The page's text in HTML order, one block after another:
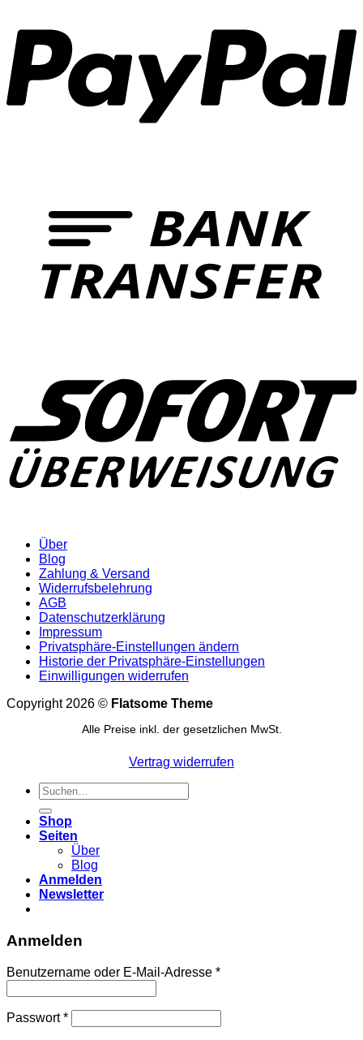
Über
Blog
Zahlung & Versand
Widerrufsbelehrung
AGB
Datenschutzerklärung
Impressum
Privatsphäre-Einstellungen ändern
Historie der Privatsphäre-Einstellungen
Einwilligungen widerrufen
Copyright 2026 © Flatsome Theme
Alle Preise inkl. der gesetzlichen MwSt.
Vertrag widerrufen
Suchen
nach:
Shop
Seiten
Über
Blog
Anmelden
Newsletter
Anmelden
Benutzername oder E-Mail-Adresse *Erforderlich
Passwort*Erforderlich